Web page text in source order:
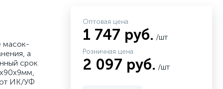
масок-
а
срок
от ИК/УФ
Оптовая цена
1 747 руб. /шт
Розничная цена
2 097 руб. /шт